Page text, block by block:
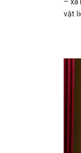
vật